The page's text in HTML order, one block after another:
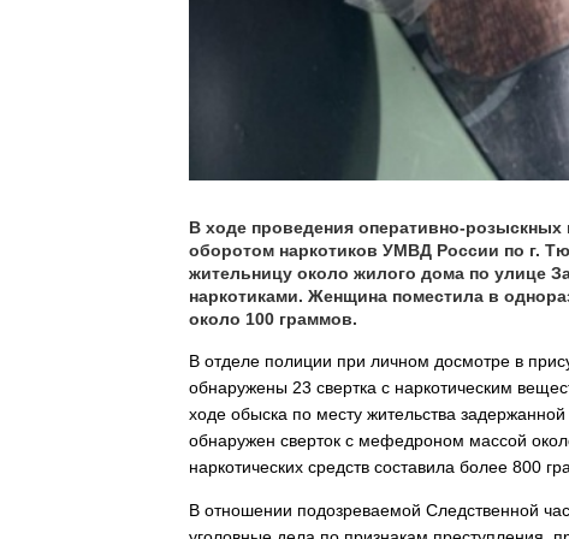
В ходе проведения оперативно-
оборотом наркотиков УМВД России по г.
жительницу около жилого дома по улице
наркотиками. Женщина поместила в
около 100 граммов.
В отделе полиции при личном досмотре в
обнаружены 23 свертка с наркотическим
ходе обыска по месту жительства
обнаружен сверток с мефедроном массой
наркотических средств составила более 800
В отношении подозреваемой Следственной